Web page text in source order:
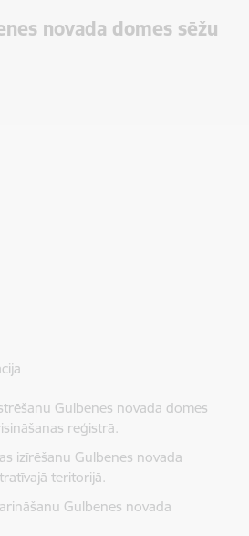
novada domes sēžu
Gulbenes novada domes
reģistrā.
izīrēšanu Gulbenes novada
teritorijā.
Gulbenes novada